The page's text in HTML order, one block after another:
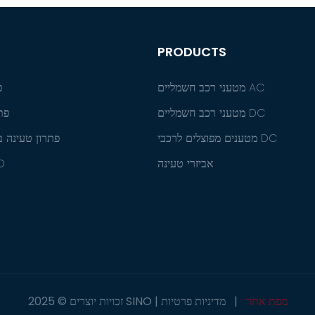
פתרון
PRODUCTS
מטעני רכב חשמליים AC
מטעני רכב חשמליים DC
מטענים מפוצלים לרכבי DC
אביזרי טעינה
זכויות יוצרים © 2025 SINO | מפת אתר | מדיניות פרטיות